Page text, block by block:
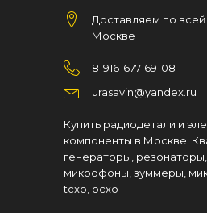
Доставляем по всей
Москве
8-916-677-69-08
urasavin@yandex.ru
Купить радиодетали и
компоненты в Москве.
генераторы,
микрофоны, зуммеры,
tcxo, ocxo